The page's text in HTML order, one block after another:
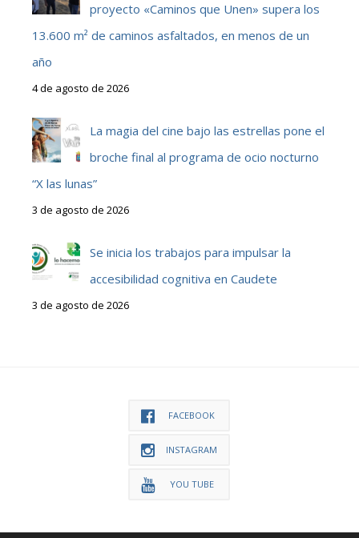
proyecto «Caminos que Unen» supera los
13.600 m² de caminos asfaltados, en menos de un
año
4 de agosto de 2026
La magia del cine bajo las estrellas pone el
broche final al programa de ocio nocturno
“X las lunas”
3 de agosto de 2026
Se inicia los trabajos para impulsar la
accesibilidad cognitiva en Caudete
3 de agosto de 2026
FACEBOOK
INSTAGRAM
YOU TUBE